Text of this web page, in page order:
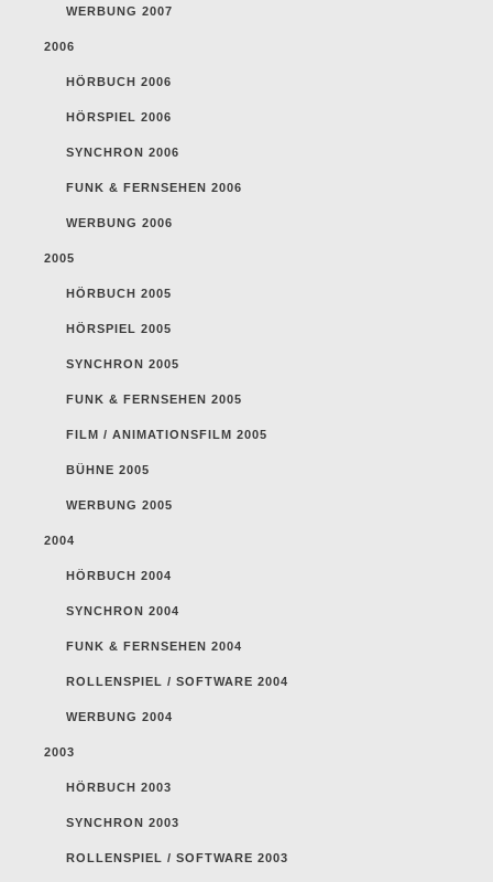
WERBUNG 2007
2006
HÖRBUCH 2006
HÖRSPIEL 2006
SYNCHRON 2006
FUNK & FERNSEHEN 2006
WERBUNG 2006
2005
HÖRBUCH 2005
HÖRSPIEL 2005
SYNCHRON 2005
FUNK & FERNSEHEN 2005
FILM / ANIMATIONSFILM 2005
BÜHNE 2005
WERBUNG 2005
2004
HÖRBUCH 2004
SYNCHRON 2004
FUNK & FERNSEHEN 2004
ROLLENSPIEL / SOFTWARE 2004
WERBUNG 2004
2003
HÖRBUCH 2003
SYNCHRON 2003
ROLLENSPIEL / SOFTWARE 2003